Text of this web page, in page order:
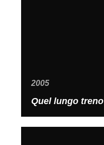
2005
Quel lungo treno